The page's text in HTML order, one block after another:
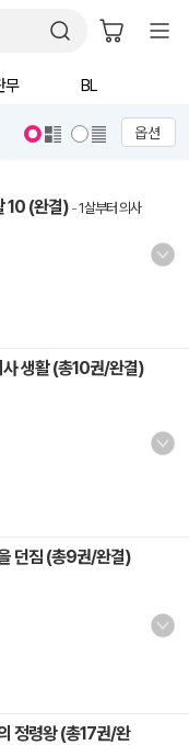
무 BL
옵션
10 (완결) -1살부터 의사
생활 (총10권/완결)
던짐 (총9권/완결)
정령왕 (총17권/완